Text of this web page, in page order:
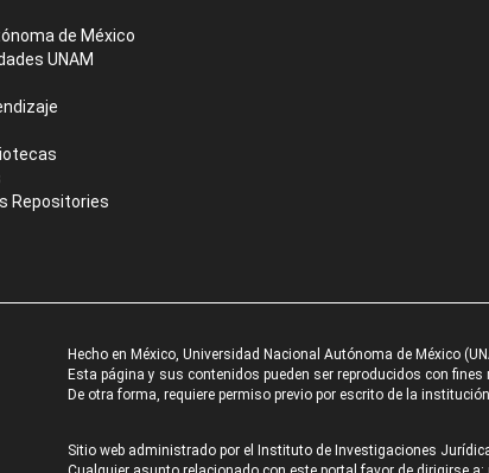
de México
UNAM
Repositories
Hecho en México, Universidad Nacional Autónoma de México
Esta página y sus contenidos pueden ser reproducidos con
De otra forma, requiere permiso previo por escrito de la
Sitio web administrado por el Instituto de Investigaciones